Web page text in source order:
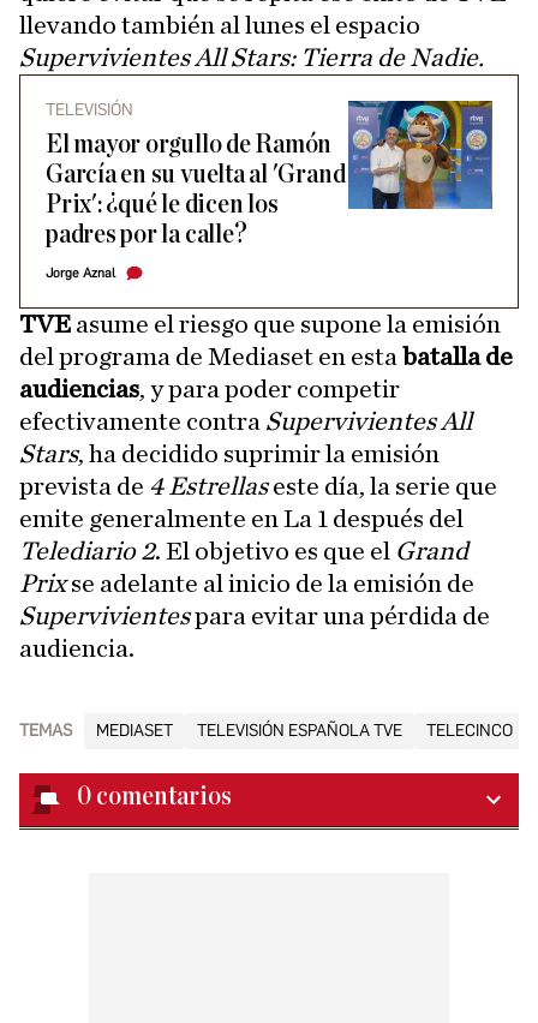
llevando también al lunes el espacio
Supervivientes All Stars: Tierra de Nadie.
TELEVISIÓN
El mayor orgullo de Ramón
García en su vuelta al 'Grand
Prix': ¿qué le dicen los
padres por la calle?
Jorge Aznal
TVE asume el riesgo que supone la emisión
del programa de Mediaset en esta batalla de
audiencias, y para poder competir
efectivamente contra Supervivientes All
Stars, ha decidido suprimir la emisión
prevista de 4 Estrellaseste día, la serie que
emite generalmente en La 1 después del
Telediario 2. El objetivo es que el Grand
Prixse adelante al inicio de la emisión de
Supervivientespara evitar una pérdida de
audiencia.
TEMAS MEDIASET TELEVISIÓN ESPAÑOLA TVE TELECINCO
0 comentarios